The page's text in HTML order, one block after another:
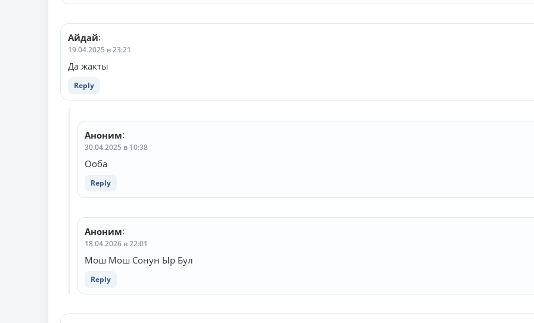
Айдай:
19.04.2025 в 23:21
Да жакты
Reply
Аноним:
30.04.2025 в 10:38
Ооба
Reply
Аноним:
18.04.2026 в 22:01
Мош Мош Сонун Ыр Бул
Reply